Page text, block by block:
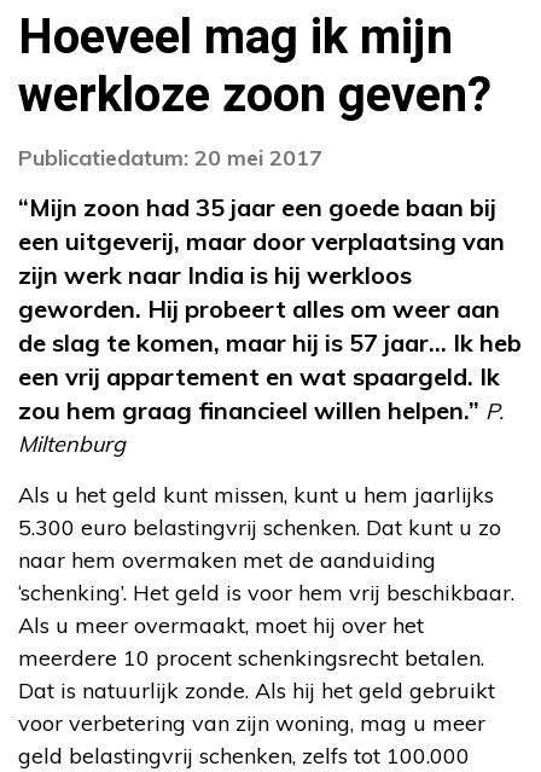
Hoeveel mag ik mijn
werkloze zoon geven?
Publicatiedatum: 20 mei 2017
“Mijn zoon had 35 jaar een goede baan bij
een uitgeverij, maar door verplaatsing van
zijn werk naar India is hij werkloos
geworden. Hij probeert alles om weer aan
de slag te komen, maar hij is 57 jaar… Ik heb
een vrij appartement en wat spaargeld. Ik
zou hem graag financieel willen helpen.” P.
Miltenburg
Als u het geld kunt missen, kunt u hem jaarlijks
5.300 euro belastingvrij schenken. Dat kunt u zo
naar hem overmaken met de aanduiding
‘schenking’. Het geld is voor hem vrij beschikbaar.
Als u meer overmaakt, moet hij over het
meerdere 10 procent schenkingsrecht betalen.
Dat is natuurlijk zonde. Als hij het geld gebruikt
voor verbetering van zijn woning, mag u meer
geld belastingvrij schenken, zelfs tot 100.000